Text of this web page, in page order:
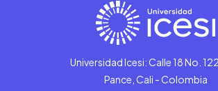
Universidad Icesi: Calle 18 No.
Pance, Cali - Colombia